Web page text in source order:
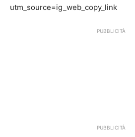
utm_source=ig_web_copy_link
PUBBLICITÀ
PUBBLICITÀ